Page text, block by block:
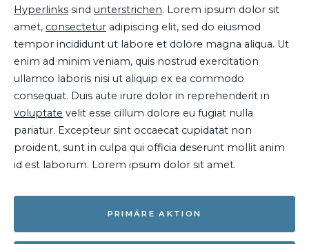
Hyperlinks sind unterstrichen. Lorem ipsum dolor sit
amet, consectetur adipiscing elit, sed do eiusmod
tempor incididunt ut labore et dolore magna aliqua. Ut
enim ad minim veniam, quis nostrud exercitation
ullamco laboris nisi ut aliquip ex ea commodo
consequat. Duis aute irure dolor in reprehenderit in
voluptate velit esse cillum dolore eu fugiat nulla
pariatur. Excepteur sint occaecat cupidatat non
proident, sunt in culpa qui officia deserunt mollit anim
id est laborum. Lorem ipsum dolor sit amet.
PRIMÄRE AKTION